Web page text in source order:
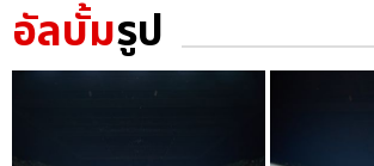
อัลบั้มรูป